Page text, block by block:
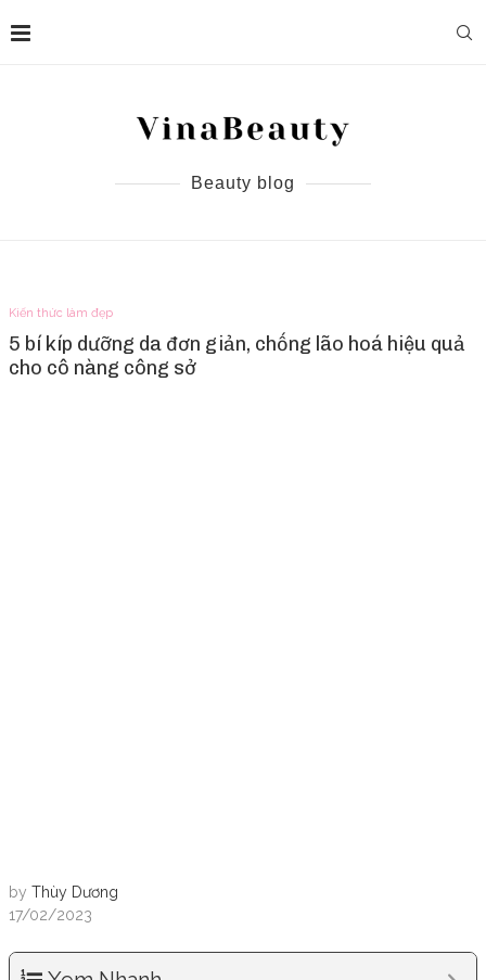
Beauty blog
Kiến thức làm đẹp
5 bí kíp dưỡng da đơn giản, chống lão hoá hiệu quả
cho cô nàng công sở
by Thùy Dương
17/02/2023